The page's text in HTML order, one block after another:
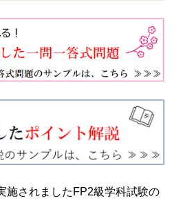
施されましたFP2級学科試験の